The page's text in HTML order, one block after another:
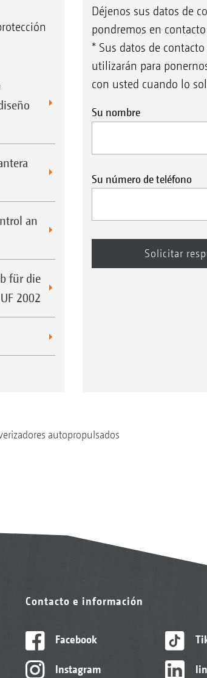
an
für die
2002
Déjenos sus datos de
pondremos en
* Sus datos de
utilizarán para
con usted cuando lo
Su nombre
Su número de teléfono
autopropulsados
Contacto e información
Facebook
Instagram